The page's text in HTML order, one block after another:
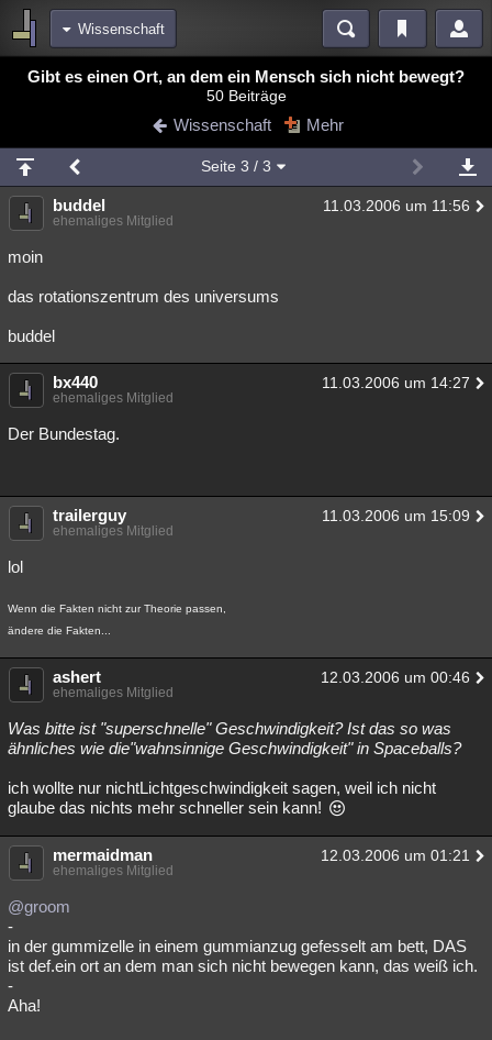
Wissenschaft
Bereiche
Blogs
Chat Wiki Neuigkeiten
meine Rubriken
Menschen Mystery Kriminalfälle
Spiritualität
Natur Umfragen Unterhaltung
weitere Rubriken
Philosophie Träume Orte Esoterik Literatur
Astronomie Helpdesk
Besucht Teilgenommen Geschlossen
Gibt es einen Ort, an dem ein Mensch sich nicht bewegt?
50 Beiträge
Wissenschaft Mehr
Seite 3 / 3
buddel 11.03.2006 um 11:56
ehemaliges Mitglied
moin
das rotationszentrum des universums
buddel
bx440 11.03.2006 um 14:27
ehemaliges Mitglied
Der Bundestag.
trailerguy 11.03.2006 um 15:09
ehemaliges Mitglied
lol
Wenn die Fakten nicht zur Theorie passen,
ändere die Fakten...
ashert 12.03.2006 um 00:46
ehemaliges Mitglied
Was bitte ist "superschnelle" Geschwindigkeit? Ist das so was
ähnliches wie die"wahnsinnige Geschwindigkeit" in Spaceballs?
ich wollte nur nichtLichtgeschwindigkeit sagen, weil ich nicht
glaube das nichts mehr schneller sein kann!
mermaidman 12.03.2006 um 01:21
ehemaliges Mitglied
@groom
-
in der gummizelle in einem gummianzug gefesselt am bett, DAS
ist def.ein ort an dem man sich nicht bewegen kann, das weiß ich.
-
Aha!